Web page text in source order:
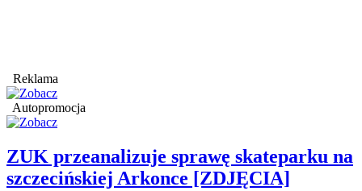
Reklama
Autopromocja
ZUK przeanalizuje sprawę skateparku na
szczecińskiej Arkonce [ZDJĘCIA]